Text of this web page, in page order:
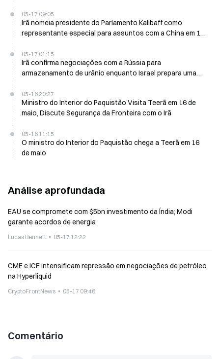
05-17 09:05
Irã nomeia presidente do Parlamento Kalibaff como
representante especial para assuntos com a China em 17
05-17 01:15
Irã confirma negociações com a Rússia para
armazenamento de urânio enquanto Israel prepara uma
05-16 20:27
Ministro do Interior do Paquistão Visita Teerã em 16 de
maio, Discute Segurança da Fronteira com o Irã
05-16 11:15
O ministro do Interior do Paquistão chega a Teerã em 16
de maio
Análise aprofundada
EAU se compromete com $5bn investimento da Índia; Modi
garante acordos de energia
Lucas Bennett 05-17 12:22
CME e ICE intensificam repressão em negociações de petróleo
na Hyperliquid
CryptoFrontNews 05-17 09:46
Comentário